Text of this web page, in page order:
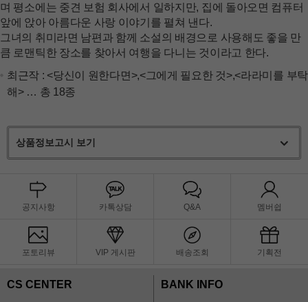
며 평소에는 중견 보험 회사에서 일하지만, 집에 돌아오면 컴퓨터
앞에 앉아 아름다운 사랑 이야기를 펼쳐 낸다.
그녀의 취미라면 남편과 함께 소설의 배경으로 사용해도 좋을 만
큼 로맨틱한 장소를 찾아서 여행을 다니는 것이라고 한다.
최근작 : <당신이 원한다면>,<그에게 필요한 것>,<라라미를 부탁
해> … 총 18종
상품정보고시 보기
공지사항 카톡상담 Q&A 멤버쉽
포토리뷰 VIP 게시판 배송조회 기획전
CS CENTER
BANK INFO